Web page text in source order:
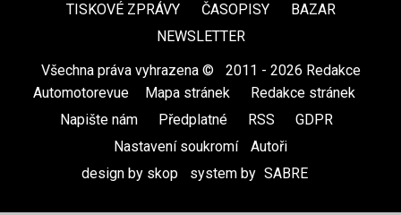
TISKOVÉ ZPRÁVY
ČASOPISY
BAZAR
NEWSLETTER
Všechna práva vyhrazena ©
2011 - 2026 Redakce
Automotorevue
Mapa stránek Redakce stránek
Napište nám
Předplatné RSS GDPR
Nastavení soukromí
Autoři
design by skop
system by SABRE